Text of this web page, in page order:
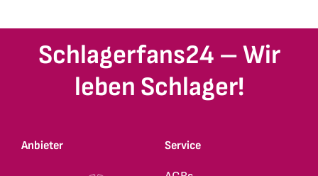
Optionen
können
auf
der
Optionen
können
der
Schlagerfans24 – Wir
leben Schlager!
Anbieter Service